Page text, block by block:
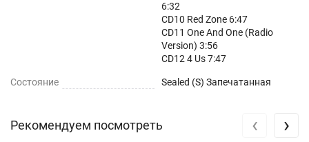
6:32
CD10 Red Zone 6:47
CD11 One And One (Radio
Version) 3:56
CD12 4 Us 7:47
Состояние Sealed (S) Запечатанная
Рекомендуем посмотреть ‹ ›